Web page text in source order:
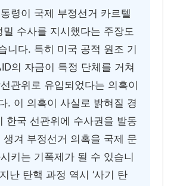
령이 국제 부정선거 카르텔
밀 수사를 지시했다는 주장도
니다. 특히 미국 공적 원조 기
의 자금이 특정 단체를 거쳐
관위로 유입되었다는 의혹이
. 이 의혹이 사실로 밝혀질 경
한국 선관위에 수사권을 발동
생겨 부정선거 의혹을 국제 문
키는 기폭제가 될 수 있습니
난 탄핵 과정 역시 ‘사기 탄